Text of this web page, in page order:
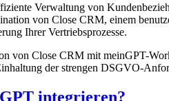
Verwaltung von
von Close CRM, einem
Ihrer Vertriebsprozesse.
von Close CRM mit meinGPT-
der strengen DSGVO-
integrieren?